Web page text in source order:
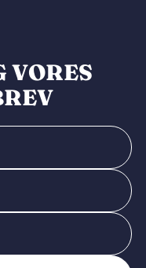
VORES